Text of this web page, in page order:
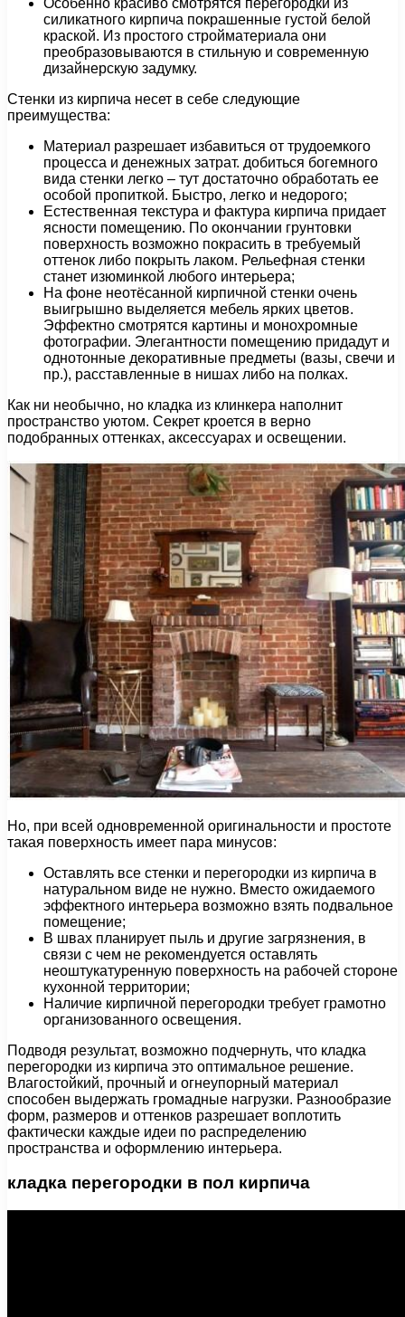
силикатного кирпича покрашенные густой белой
краской. Из простого стройматериала они
преобразовываются в стильную и современную
дизайнерскую задумку.
Стенки из кирпича несет в себе следующие
преимущества:
Материал разрешает избавиться от трудоемкого
процесса и денежных затрат. добиться богемного
вида стенки легко – тут достаточно обработать ее
особой пропиткой. Быстро, легко и недорого;
Естественная текстура и фактура кирпича придает
ясности помещению. По окончании грунтовки
поверхность возможно покрасить в требуемый
оттенок либо покрыть лаком. Рельефная стенки
станет изюминкой любого интерьера;
На фоне неотёсанной кирпичной стенки очень
выигрышно выделяется мебель ярких цветов.
Эффектно смотрятся картины и монохромные
фотографии. Элегантности помещению придадут и
однотонные декоративные предметы (вазы, свечи и
пр.), расставленные в нишах либо на полках.
Как ни необычно, но кладка из клинкера наполнит
пространство уютом. Секрет кроется в верно
подобранных оттенках, аксессуарах и освещении.
Но, при всей одновременной оригинальности и простоте
такая поверхность имеет пара минусов:
Оставлять все стенки и перегородки из кирпича в
натуральном виде не нужно. Вместо ожидаемого
эффектного интерьера возможно взять подвальное
помещение;
В швах планирует пыль и другие загрязнения, в
связи с чем не рекомендуется оставлять
неоштукатуренную поверхность на рабочей стороне
кухонной территории;
Наличие кирпичной перегородки требует грамотно
организованного освещения.
Подводя результат, возможно подчернуть, что кладка
перегородки из кирпича это оптимальное решение.
Влагостойкий, прочный и огнеупорный материал
способен выдержать громадные нагрузки. Разнообразие
форм, размеров и оттенков разрешает воплотить
фактически каждые идеи по распределению
пространства и оформлению интерьера.
кладка перегородки в пол кирпича